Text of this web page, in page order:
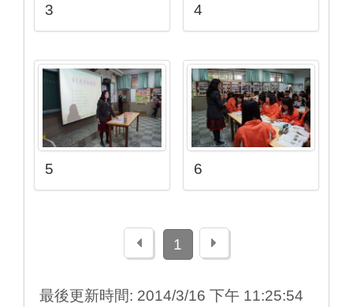
3 4
5 6
上一頁1 下一頁
最後更新時間: 2014/3/16 下午 11:25:54